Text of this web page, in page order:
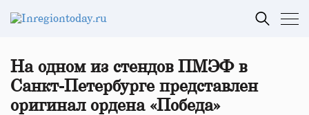
На одном из стендов ПМЭФ в
Санкт-Петербурге представлен
оригинал ордена «Победа»